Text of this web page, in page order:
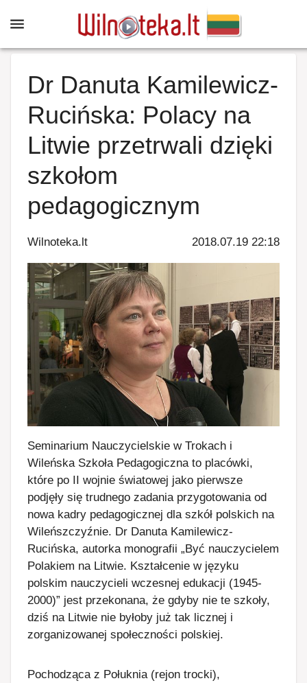
Dr Danuta Kamilewicz-
Rucińska: Polacy na
Litwie przetrwali dzięki
szkołom
pedagogicznym
Wilnoteka.lt 2018.07.19 22:18
Seminarium Nauczycielskie w Trokach i
Wileńska Szkoła Pedagogiczna to placówki,
które po II wojnie światowej jako pierwsze
podjęły się trudnego zadania przygotowania od
nowa kadry pedagogicznej dla szkół polskich na
Wileńszczyźnie. Dr Danuta Kamilewicz-
Rucińska, autorka monografii „Być nauczycielem
Polakiem na Litwie. Kształcenie w języku
polskim nauczycieli wczesnej edukacji (1945-
2000)” jest przekonana, że gdyby nie te szkoły,
dziś na Litwie nie byłoby już tak licznej i
zorganizowanej społeczności polskiej.
Pochodząca z Połuknia (rejon trocki),